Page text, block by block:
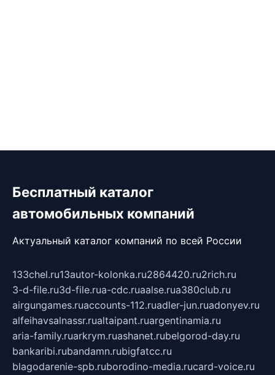
Бесплатный каталог
автомобильных компаний
Актуальный каталог компаний по всей России
133chel.ru13autor-kolonka.ru2864420.ru2rich.ru
3-d-file.ru3d-file.rua-cdc.ruaalse.rua380club.ru
airgungames.ruaccounts-112.ruadler-jun.ruadonyev.ru
alfeihavsalnassr.rualtaipant.ruargentinamia.ru
aria-family.ruarkrym.ruashanet.rubelgorod-day.ru
bankaribi.rubandamn.rubigfatcc.ru
blagodarenie-spb.ruborodino-media.rucard-voice.ru